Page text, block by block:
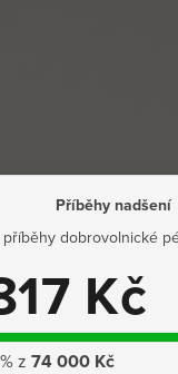
Příběhy nadšení
příběhy dobrovolnické
Kč
z 74 000 Kč